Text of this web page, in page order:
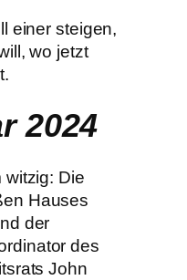
einer steigen,
wo jetzt
2024
witzig: Die
Hauses
der
des
John